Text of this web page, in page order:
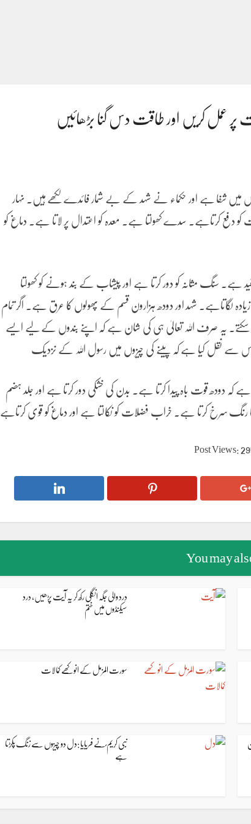
کریں اور طاقت دس گنا بڑھائیں
میں شفا ہے اور حکماء نے شہد کے بے شمار فائدے لکھے ہیں. نہار
دفع کرتاہے. سدے کھولتا ہے. معدہ کو اعتدال پر لاتا ہے. دماغ کو
سنگ مثانہ کو دور کرتا ہے اور پیشاب کے بند ہونے کو کھولتا
لگاتاہے. شہد اور دودھ ہزارون قسم کے پھولوں کا عرق ہے. اگر تمام
کر سکتے. یہ صرف اللہ تعالیٰ ہی کی شان ہے کہ اپنے بندوں کے لیے ایسے
سے نقل کیا ہے کہ پینے کی چیزوں میں رسول اللہ کے نزدیک
دودھ قوت باہ پیدا کرتا ہے. بدن کی خشکی دور کرتا ہے اور جلد ہضم
رنگ سرخ کرتا ہے. خراب فضلات کو نکالتا ہے اور دماغ کو قوی کرتاہے
Post Views:
You may
درد والی جگہ انگلی رکھ کر یہ آیت پڑھیں، درد
سیکنڈوں میں ختم
سورت المزمل کے انوکھے کمالات
نبی کریم ؐنے فریایا :دل دو چیزوں سے زنگ پکڑتا
ہے